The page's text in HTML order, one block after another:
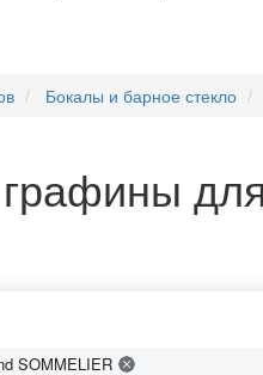
Бокалы и барное стекло
SOMMELIER